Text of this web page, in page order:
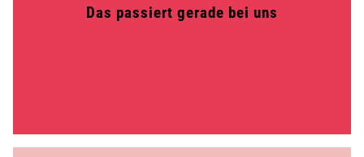
Das passiert gerade bei uns